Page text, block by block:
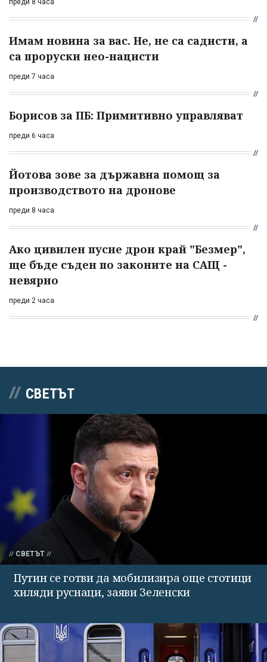
преди 8 часа
Имам новина за вас. Не, не са садисти, а
са проруски нео-нацисти
преди 7 часа
Борисов за ПБ: Примитивно управляват
преди 6 часа
Йотова зове за държавна помощ за
производството на дронове
преди 8 часа
Ако цивилен пусне дрон край "Безмер",
ще бъде съден по законите на САЩ -
невярно
преди 2 часа
СВЕТЪТ
СВЕТЪТ
Путин се готви да мобилизира още стотици
хиляди руснаци, заяви Зеленски